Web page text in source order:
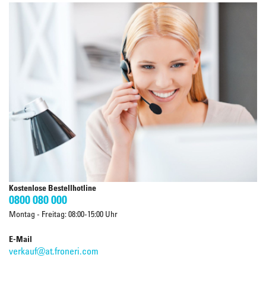
Kostenlose Bestellhotline
0800 080 000
Montag - Freitag: 08:00-15:00 Uhr
E-Mail
verkauf@at.froneri.com